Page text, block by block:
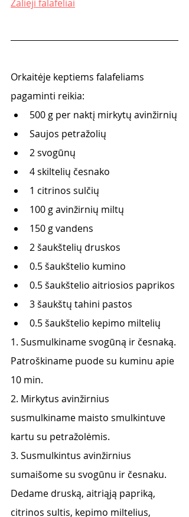
Žalieji falafeliai
Orkaitėje keptiems falafeliams
pagaminti reikia:
500 g per naktį mirkytų avinžirnių
Saujos petražolių
2 svogūnų
4 skiltelių česnako
1 citrinos sulčių
100 g avinžirnių miltų
150 g vandens
2 šaukštelių druskos
0.5 šaukštelio kumino
0.5 šaukštelio aitriosios paprikos
3 šaukštų tahini pastos
0.5 šaukštelio kepimo miltelių
1. Susmulkiname svogūną ir česnaką.
Patroškiname puode su kuminu apie
10 min.
2. Mirkytus avinžirnius
susmulkiname maisto smulkintuve
kartu su petražolėmis.
3. Susmulkintus avinžirnius
sumaišome su svogūnu ir česnaku.
Dedame druską, aitriąją papriką,
citrinos sultis, kepimo miltelius,